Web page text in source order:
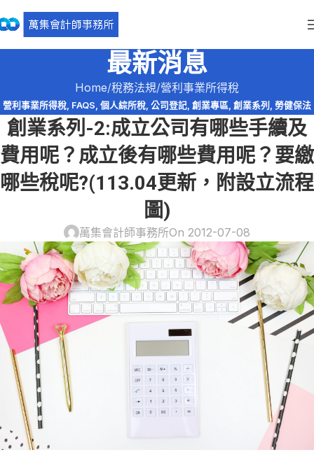
最新消息
Home 稅務法規 營利事業所得稅
營利事業所得稅, FAQS, 個人綜所稅, 公司登記, 創業專區, 創業系列 , 勞健保法
規,工商登記 會計師簽證,營業稅,股利收入 ,資本額查核簽證
創業系列-2:成立公司有哪些手續及
費用呢？成立後有哪些費用呢？要繳
哪些稅呢?(113.04更新，附設立流程
圖)
萬集會計師事務所On 2012-07-08